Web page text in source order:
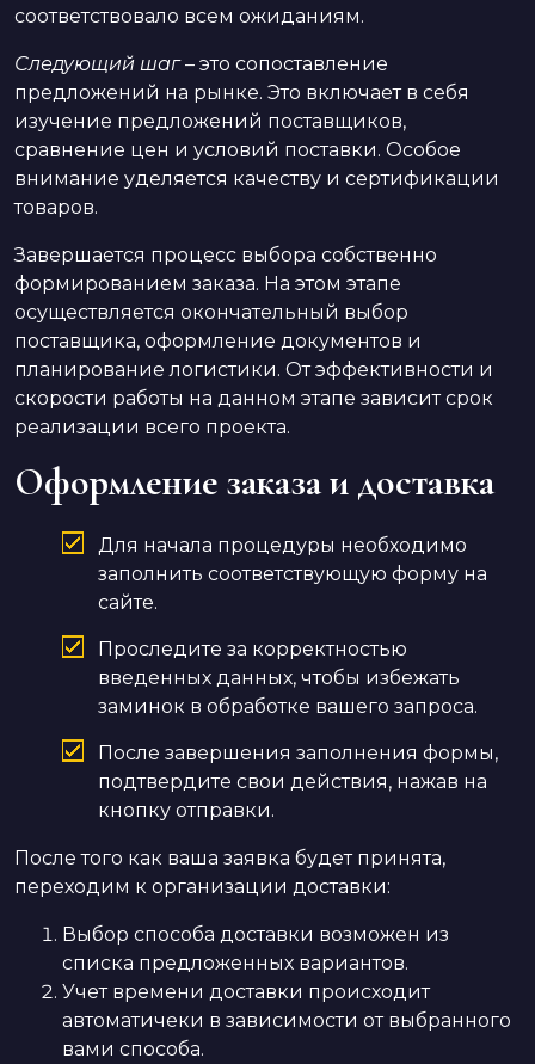
соответствовало всем ожиданиям.
Следующий шаг– это сопоставление
предложений на рынке. Это включает в себя
изучение предложений поставщиков,
сравнение цен и условий поставки. Особое
внимание уделяется качеству и сертификации
товаров.
Завершается процесс выбора собственно
формированием заказа. На этом этапе
осуществляется окончательный выбор
поставщика, оформление документов и
планирование логистики. От эффективности и
скорости работы на данном этапе зависит срок
реализации всего проекта.
Оформление заказа и доставка
Для начала процедуры необходимо
заполнить соответствующую форму на
сайте.
Проследите за корректностью
введенных данных, чтобы избежать
заминок в обработке вашего запроса.
После завершения заполнения формы,
подтвердите свои действия, нажав на
кнопку отправки.
После того как ваша заявка будет принята,
переходим к организации доставки:
Выбор способа доставки возможен из
списка предложенных вариантов.
Учет времени доставки происходит
автоматичеки в зависимости от выбранного
вами способа.